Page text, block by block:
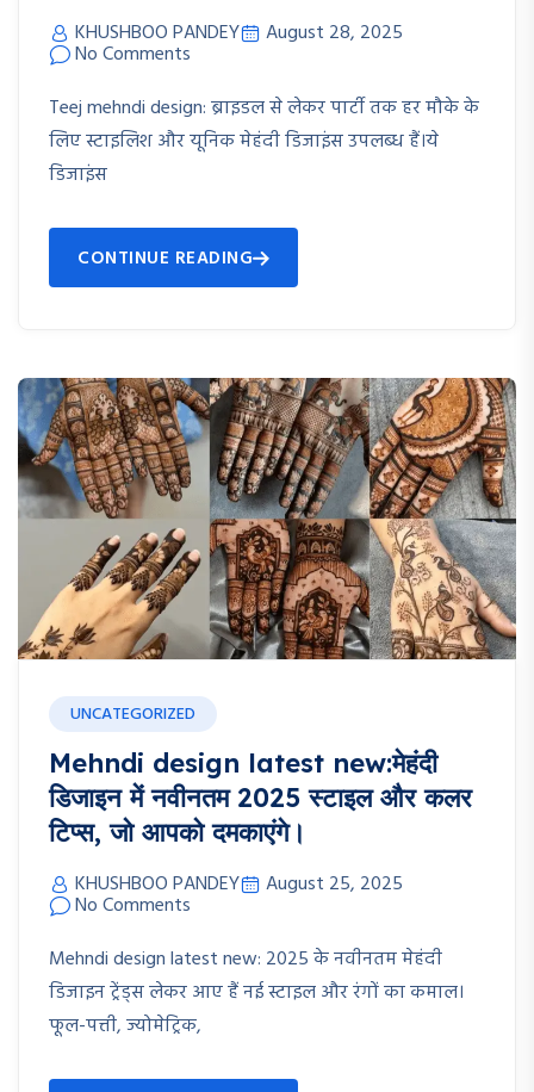
KHUSHBOO PANDEY August 28, 2025
No Comments
Teej mehndi design: ब्राइडल से लेकर पार्टी तक हर मौके के
लिए स्टाइलिश और यूनिक मेहंदी डिजाइंस उपलब्ध हैं।ये
डिजाइंस
CONTINUE READING
UNCATEGORIZED
Mehndi design latest new:मेहंदी
डिजाइन में नवीनतम 2025 स्टाइल और कलर
टिप्स, जो आपको दमकाएंगे।
KHUSHBOO PANDEY August 25, 2025
No Comments
Mehndi design latest new: 2025 के नवीनतम मेहंदी
डिजाइन ट्रेंड्स लेकर आए हैं नई स्टाइल और रंगों का कमाल।
फूल-पत्ती, ज्योमेट्रिक,